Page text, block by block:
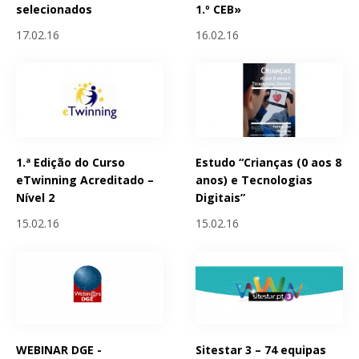
selecionados
17.02.16
1.º CEB»
16.02.16
1.ª Edição do Curso
eTwinning Acreditado –
Nível 2
15.02.16
Estudo “Crianças (0 aos 8
anos) e Tecnologias
Digitais”
15.02.16
WEBINAR DGE -
Sitestar 3 – 74 equipas